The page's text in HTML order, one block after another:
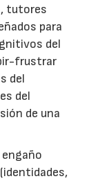
tutores
para
del
frustrar
del
del
de una
engaño